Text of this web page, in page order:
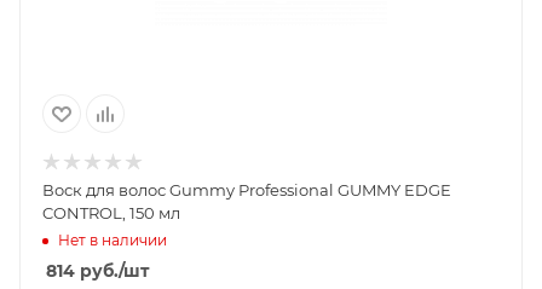
Воск для волос Gummy Professional GUMMY EDGE
CONTROL, 150 мл
Нет в наличии
814 руб./шт